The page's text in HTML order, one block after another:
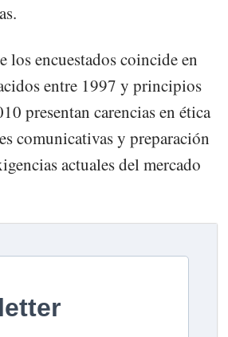
los encuestados coincide en
entre 1997 y principios
presentan carencias en ética
comunicativas y preparación
actuales del mercado